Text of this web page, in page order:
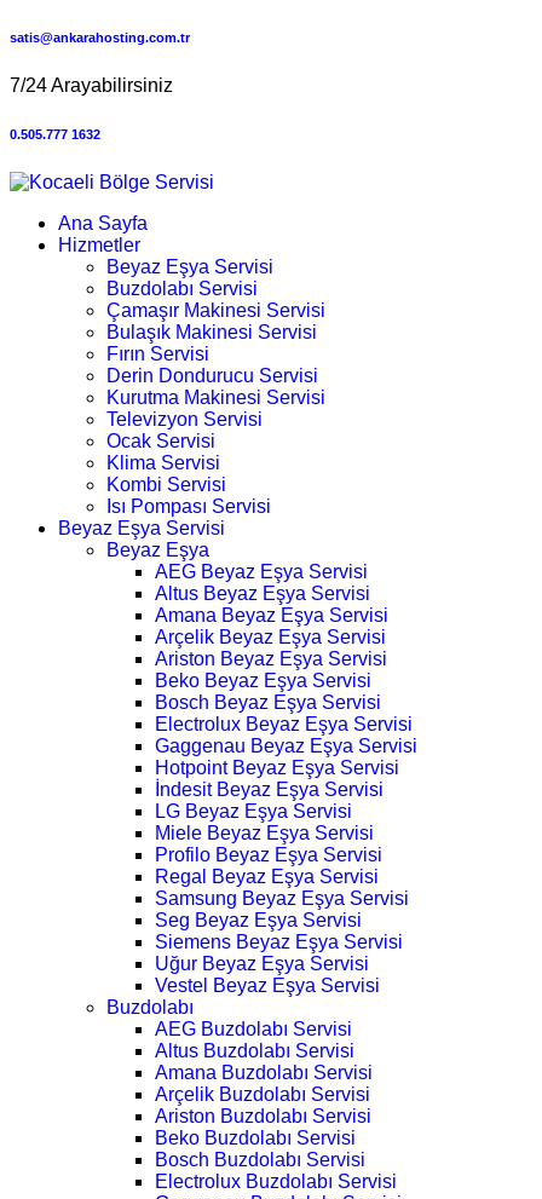
satis@ankarahosting.com.tr
7/24 Arayabilirsiniz
0.505.777 1632
Ana Sayfa
Hizmetler
Beyaz Eşya Servisi
Buzdolabı Servisi
Çamaşır Makinesi Servisi
Bulaşık Makinesi Servisi
Fırın Servisi
Derin Dondurucu Servisi
Kurutma Makinesi Servisi
Televizyon Servisi
Ocak Servisi
Klima Servisi
Kombi Servisi
Isı Pompası Servisi
Beyaz Eşya Servisi
Beyaz Eşya
AEG Beyaz Eşya Servisi
Altus Beyaz Eşya Servisi
Amana Beyaz Eşya Servisi
Arçelik Beyaz Eşya Servisi
Ariston Beyaz Eşya Servisi
Beko Beyaz Eşya Servisi
Bosch Beyaz Eşya Servisi
Electrolux Beyaz Eşya Servisi
Gaggenau Beyaz Eşya Servisi
Hotpoint Beyaz Eşya Servisi
İndesit Beyaz Eşya Servisi
LG Beyaz Eşya Servisi
Miele Beyaz Eşya Servisi
Profilo Beyaz Eşya Servisi
Regal Beyaz Eşya Servisi
Samsung Beyaz Eşya Servisi
Seg Beyaz Eşya Servisi
Siemens Beyaz Eşya Servisi
Uğur Beyaz Eşya Servisi
Vestel Beyaz Eşya Servisi
Buzdolabı
AEG Buzdolabı Servisi
Altus Buzdolabı Servisi
Amana Buzdolabı Servisi
Arçelik Buzdolabı Servisi
Ariston Buzdolabı Servisi
Beko Buzdolabı Servisi
Bosch Buzdolabı Servisi
Electrolux Buzdolabı Servisi